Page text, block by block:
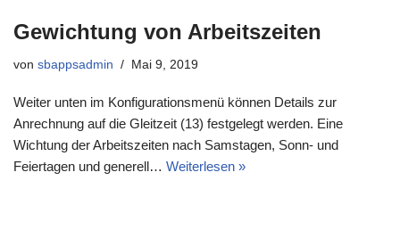
Gewichtung von Arbeitszeiten
von sbappsadmin Mai 9, 2019
Weiter unten im Konfigurationsmenü können Details zur
Anrechnung auf die Gleitzeit (13) festgelegt werden. Eine
Wichtung der Arbeitszeiten nach Samstagen, Sonn- und
Feiertagen und generell… Weiterlesen »